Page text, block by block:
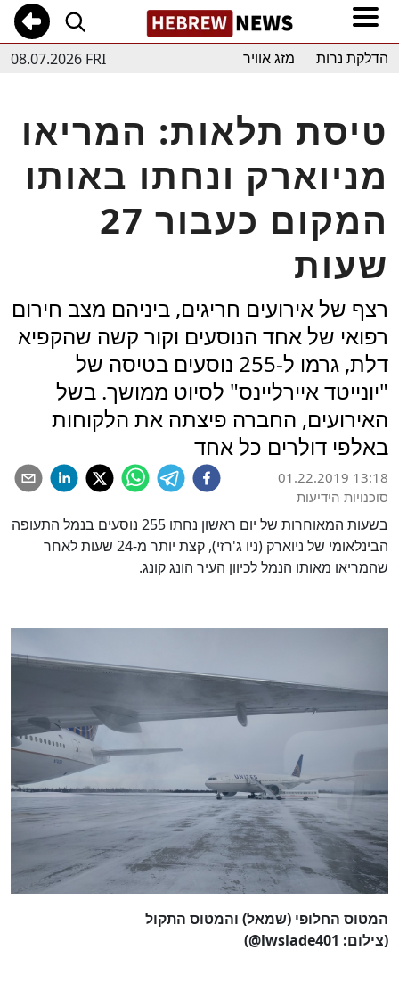
08.07.2026 FRI הדלקת נרות מזג אוויר
טיסת תלאות: המריאו
מניוארק ונחתו באותו
המקום כעבור 27
שעות
רצף של אירועים חריגים, ביניהם מצב חירום
רפואי של אחד הנוסעים וקור קשה שהקפיא
דלת, גרמו ל-255 נוסעים בטיסה של
"יונייטד איירליינס" לסיוט ממושך. בשל
האירועים, החברה פיצתה את הלקוחות
באלפי דולרים כל אחד
01.22.2019 13:18
סוכנויות הידיעות
בשעות המאוחרות של יום ראשון נחתו 255 נוסעים בנמל התעופה
הבינלאומי של ניוארק (ניו ג'רזי), קצת יותר מ-24 שעות לאחר
שהמריאו מאותו הנמל לכיוון העיר הונג קונג.
המטוס החלופי (שמאל) והמטוס התקול
(צילום: lwslade401@)